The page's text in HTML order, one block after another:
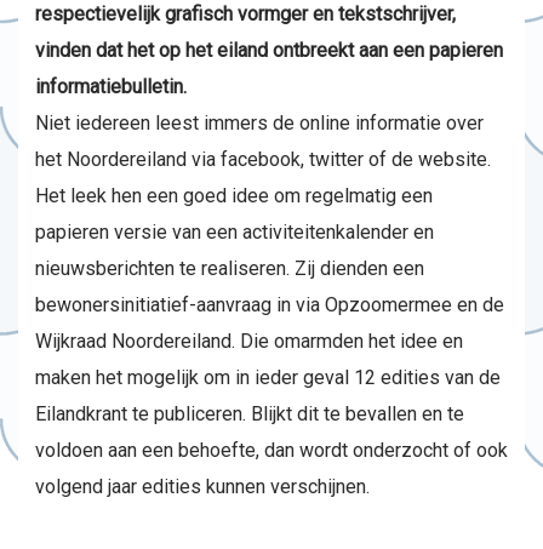
respectievelijk grafisch vormger en tekstschrijver,
vinden dat het op het eiland ontbreekt aan een papieren
informatiebulletin.
Niet iedereen leest immers de online informatie over
het Noordereiland via facebook, twitter of de website.
Het leek hen een goed idee om regelmatig een
papieren versie van een activiteitenkalender en
nieuwsberichten te realiseren. Zij dienden een
bewonersinitiatief-aanvraag in via Opzoomermee en de
Wijkraad Noordereiland. Die omarmden het idee en
maken het mogelijk om in ieder geval 12 edities van de
Eilandkrant te publiceren. Blijkt dit te bevallen en te
voldoen aan een behoefte, dan wordt onderzocht of ook
volgend jaar edities kunnen verschijnen.